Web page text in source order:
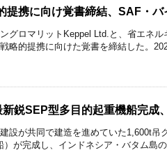
提携に向け覚書締結、SAF・バ
グロマリットKeppel Ltd.と、省エネ
略的提携に向けた覚書を締結した。
鋭SEP型多目的起重機船完成
設が共同で建造を進めていた1,600t吊
）が完成し、インドネシア・バタム島